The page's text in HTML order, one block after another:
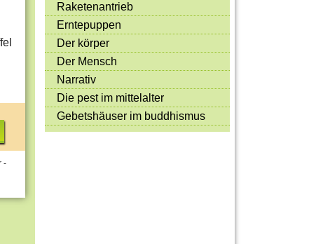
Spiele & Ideen
Jugendreporter
Rezeptideen
Game-Tests
Reisen, Events & Sport
E-Cards
-
Raketenantrieb
Erntepuppen
Der körper
Der Mensch
Narrativ
Die pest im mittelalter
Gebetshäuser im buddhismus